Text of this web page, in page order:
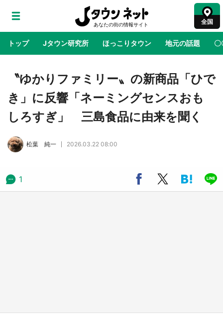
全国
トップ Jタウン研究所 ほっこりタウン 地元の話題 〇
地域×二次元 絶景 あの時はありがとう 物語がはじ
鳥取・境港「ゲゲゲの妖怪楽園」限定だった鬼
太郎グッズ買える 銀座・博品館TOY PARKへ
〝ゆかりファミリー〟の新商品「ひで
き」に反響「ネーミングセンスおも
しろすぎ」 三島食品に由来を聞く
松葉 純一 2026.03.22 08:00
1